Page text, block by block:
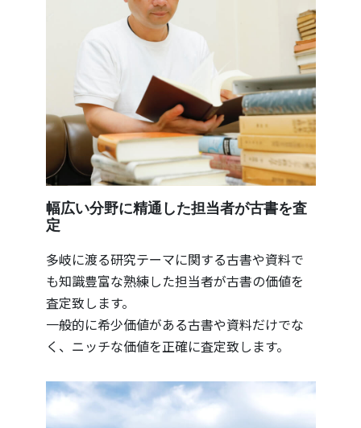
幅広い分野に精通した担当者が古書を査
定
多岐に渡る研究テーマに関する古書や資料で
も知識豊富な熟練した担当者が古書の価値を
査定致します。
一般的に希少価値がある古書や資料だけでな
く、ニッチな価値を正確に査定致します。